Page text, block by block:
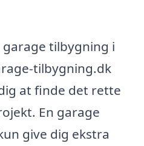
tilbygning i
tilbygning.dk
at finde det rette
En garage
give dig ekstra